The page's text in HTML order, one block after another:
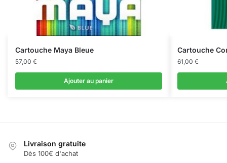
Cartouche Maya Bleue
57,00 €
Ajouter au panier
Cartouche
61,00 €
Livraison gratuite
Dès 100€ d'achat